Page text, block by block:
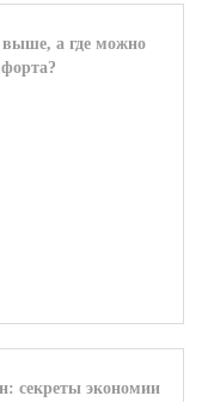
выше, а где можно
секреты экономии